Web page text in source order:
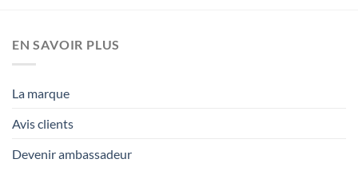
EN SAVOIR PLUS
La marque
Avis clients
Devenir ambassadeur